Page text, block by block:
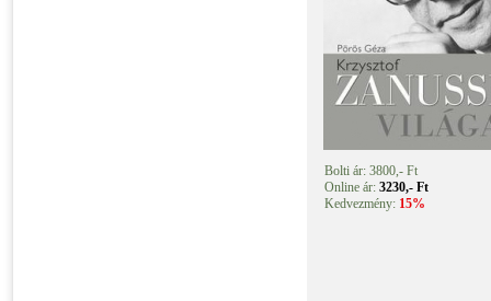
Bolti ár: 3800,- Ft
Online ár: 3230,- Ft
Kedvezmény: 15%